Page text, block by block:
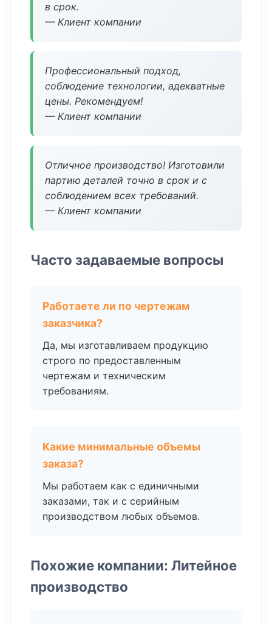
в срок.
— Клиент компании
Профессиональный подход,
соблюдение технологии, адекватные
цены. Рекомендуем!
— Клиент компании
Отличное производство! Изготовили
партию деталей точно в срок и с
соблюдением всех требований.
— Клиент компании
Часто задаваемые вопросы
Работаете ли по чертежам
заказчика?
Да, мы изготавливаем продукцию
строго по предоставленным
чертежам и техническим
требованиям.
Какие минимальные объемы
заказа?
Мы работаем как с единичными
заказами, так и с серийным
производством любых объемов.
Похожие компании: Литейное
производство